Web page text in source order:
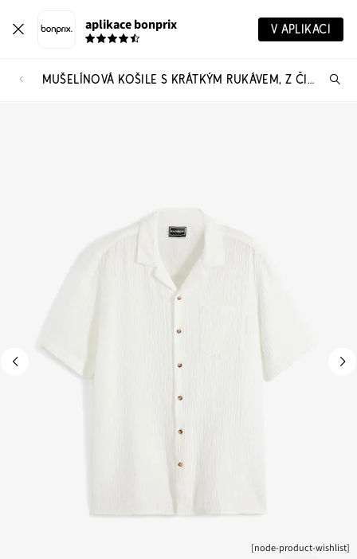
aplikace bonprix V APLIKACI
MUŠELÍNOVÁ KOŠILE S KRÁTKÝM RUKÁVEM, Z ČISTÉ BAVLNY
[node-product-wishlist]